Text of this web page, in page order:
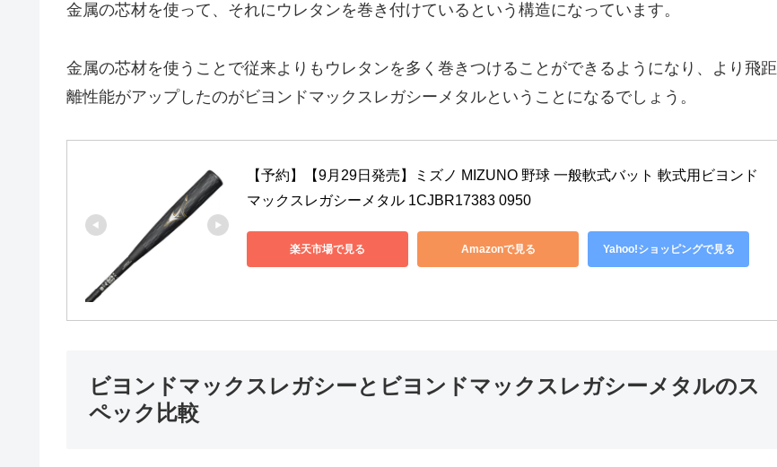
金属の芯材を使って、それにウレタンを巻き付けているという構造になっています。
金属の芯材を使うことで従来よりもウレタンを多く巻きつけることができるようになり、より飛距
離性能がアップしたのがビヨンドマックスレガシーメタルということになるでしょう。
【予約】【9月29日発売】ミズノ MIZUNO 野球 一般軟式バット 軟式用ビヨンド
マックスレガシーメタル 1CJBR17383 0950
楽天市場で見る Amazonで見る Yahoo!ショッピングで見る
ビヨンドマックスレガシーとビヨンドマックスレガシーメタルのス
ペック比較